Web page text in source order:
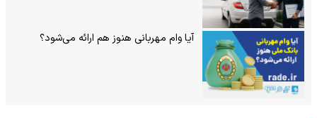
آیا وام مهربانی هنوز هم ارائه می‌شود؟